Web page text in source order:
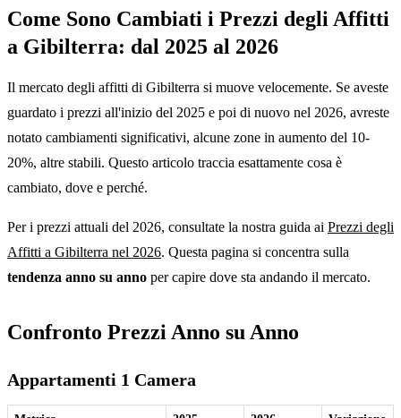
Come Sono Cambiati i Prezzi degli Affitti
a Gibilterra: dal 2025 al 2026
Il mercato degli affitti di Gibilterra si muove velocemente. Se aveste
guardato i prezzi all'inizio del 2025 e poi di nuovo nel 2026, avreste
notato cambiamenti significativi, alcune zone in aumento del 10-
20%, altre stabili. Questo articolo traccia esattamente cosa è
cambiato, dove e perché.
Per i prezzi attuali del 2026, consultate la nostra guida ai Prezzi degli
Affitti a Gibilterra nel 2026. Questa pagina si concentra sulla
tendenza anno su anno per capire dove sta andando il mercato.
Confronto Prezzi Anno su Anno
Appartamenti 1 Camera